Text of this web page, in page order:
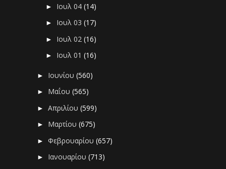
► Ιουλ 04(14)
► Ιουλ 03(17)
► Ιουλ 02(16)
► Ιουλ 01(16)
► Ιουνίου(560)
► Μαΐου(565)
►Απριλίου(599)
► Μαρτίου(675)
►Φεβρουαρίου(657)
► Ιανουαρίου(713)